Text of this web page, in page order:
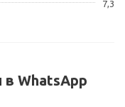
7,3
в WhatsApp